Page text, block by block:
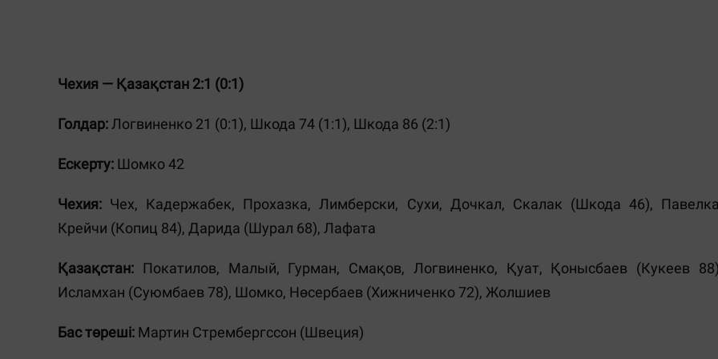
Чехия — Қазақстан 2:1 (0:1)
Голдар:Логвиненко 21 (0:1), Шкода 74 (1:1), Шкода 86 (2:1)
Ескерту: Шомко 42
Чехия: Чех, Кадержабек, Прохазка, Лимберски, Сухи, Дочкал, Скалак (Шкода 46),
Крейчи (Копиц 84), Дарида (Шурал 68), Лафата
Қазақстан: Покатилов, Малый, Гурман, Смақов, Логвиненко, Қуат, Қонысбаев (Кукеев
Исламхан (Суюмбаев 78), Шомко, Нөсербаев (Хижниченко 72), Жолшиев
Бас төреші: Мартин Стрембергссон (Швеция)